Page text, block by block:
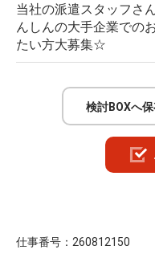
当社の派遣スタッフさ
んしんの大手企業での
たい方大募集☆
検討BOXへ
仕事番号： 260812150